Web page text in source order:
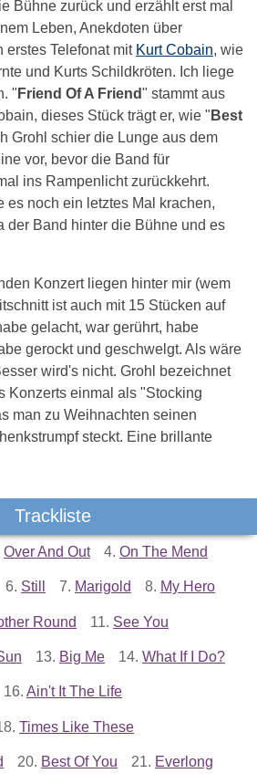
Bühne zurück und erzählt erst mal
Leben, Anekdoten über
erstes Telefonat mit Kurt Cobain, wie
und Kurts Schildkröten. Ich liege
" Friend Of A Friend" stammt aus
dieses Stück trägt er, wie " Best
Grohl schier die Lunge aus dem
vor, bevor die Band für
ins Rampenlicht zurückkehrt.
es noch ein letztes Mal krachen,
der Band hinter die Bühne und es
Konzert liegen hinter mir (wem
ist auch mit 15 Stücken auf
gelacht, war gerührt, habe
gerockt und geschwelgt. Als wäre
wird's nicht. Grohl bezeichnet
Konzerts einmal als "Stocking
man zu Weihnachten seinen
steckt. Eine brillante
Trackliste
Over And Out 4. On The Mend
6. Still 7. Marigold 8. My Hero
Round 11. See You
13. Big Me 14. What If I Do?
16. Ain't It The Life
Times Like These
20. Best Of You 21. Everlong